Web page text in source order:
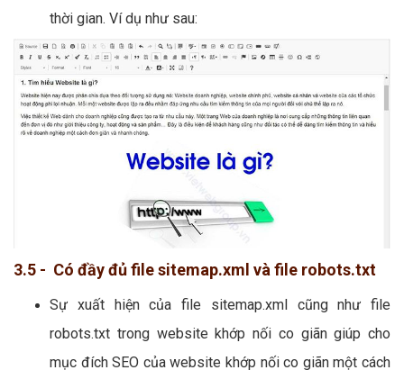
thời gian. Ví dụ như sau:
3.5 - Có đầy đủ file sitemap.xml và file robots.txt
Sự xuất hiện của file sitemap.xml cũng như file
robots.txt trong website khớp nối co giãn giúp cho
mục đích SEO của website khớp nối co giãn một cách